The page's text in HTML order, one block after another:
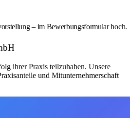
– im Bewerbungsformular hoch.
ihrer Praxis teilzuhaben. Unsere
und Mitunternehmerschaft